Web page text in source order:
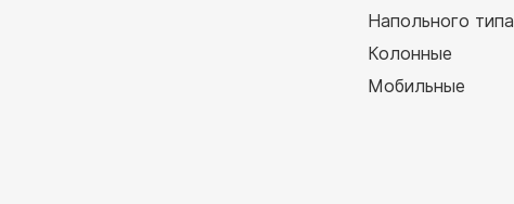
Напольного типа
Колонные
Мобильные